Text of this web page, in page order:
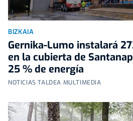
BIZKAIA
Gernika-Lumo instalará
en la cubierta de
25 % de energía
NOTICIAS TALDEA MULTIMEDIA